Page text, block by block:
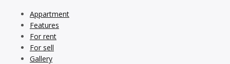
Appartment
Features
For rent
For sell
Gallery